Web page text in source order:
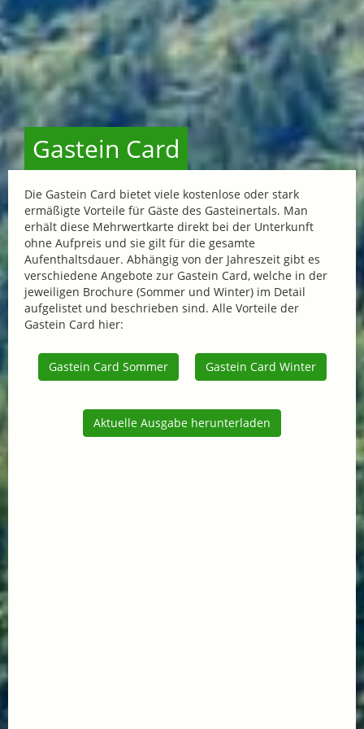
Gastein Card
Die Gastein Card bietet viele kostenlose oder stark
ermäßigte Vorteile für Gäste des Gasteinertals. Man
erhält diese Mehrwertkarte direkt bei der Unterkunft
ohne Aufpreis und sie gilt für die gesamte
Aufenthaltsdauer. Abhängig von der Jahreszeit gibt es
verschiedene Angebote zur Gastein Card, welche in der
jeweiligen Brochure (Sommer und Winter) im Detail
aufgelistet und beschrieben sind. Alle Vorteile der
Gastein Card hier:
Gastein Card Sommer Gastein Card Winter
Aktuelle Ausgabe herunterladen